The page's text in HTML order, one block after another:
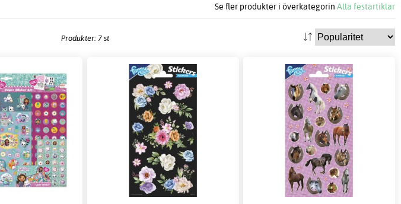
Se fler produkter i överkategorin Alla festartiklar
Produkter: 7 st